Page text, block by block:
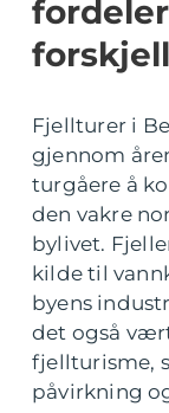
Fjellturer i
gjennom
turgåere å
den vakre
bylivet.
kilde til
byens
det også
fjellturisme,
påvirkning